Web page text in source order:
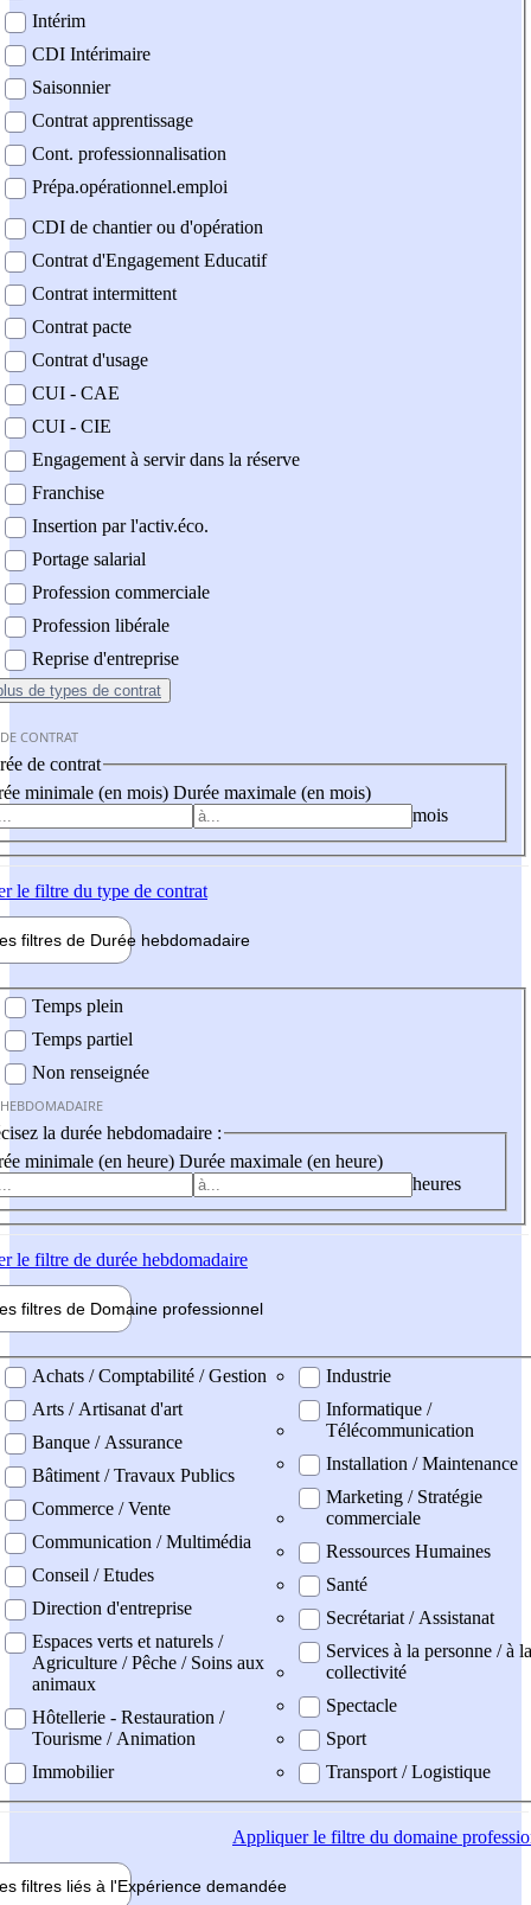
Intérim
CDI Intérimaire
Saisonnier
Contrat apprentissage
Cont. professionnalisation
Prépa.opérationnel.emploi
CDI de chantier ou d'opération
Contrat d'Engagement Educatif
Contrat intermittent
Contrat pacte
Contrat d'usage
CUI - CAE
CUI - CIE
Engagement à servir dans la réserve
Franchise
Insertion par l'activ.éco.
Portage salarial
Profession commerciale
Profession libérale
Reprise d'entreprise
de types de contrat
CONTRAT
de contrat
minimale (en mois) Durée maximale (en mois)
mois
le filtre du type de contrat
filtres de Durée hebdomadaire
Temps plein
Temps partiel
Non renseignée
la durée hebdomadaire :
minimale (en heure) Durée maximale (en heure)
heures
le filtre de durée hebdomadaire
filtres de Domaine professionnel
professionel
Achats / Comptabilité / Gestion
Arts / Artisanat d'art
Banque / Assurance
Bâtiment / Travaux Publics
Commerce / Vente
Communication / Multimédia
Conseil / Etudes
Direction d'entreprise
Espaces verts et naturels /
Agriculture / Pêche / Soins aux
animaux
Hôtellerie - Restauration /
Tourisme / Animation
Immobilier
Industrie
Informatique /
Télécommunication
Installation / Maintenance
Marketing / Stratégie
commerciale
Ressources Humaines
Santé
Secrétariat / Assistanat
Services à la personne / à la
collectivité
Spectacle
Sport
Transport / Logistique
Appliquerle filtre du domaine
filtres liés à l'Expérience demandée